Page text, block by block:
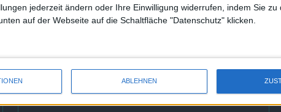
jederzeit ändern oder Ihre Einwilligung widerrufen, indem Sie zu
auf der Webseite auf die Schaltfläche "Datenschutz" klicken.
ABLEHNEN
irgendeiner Form online betrieben werden. FIFA Superstars
das von seinem Betreiber eingestellt wird.